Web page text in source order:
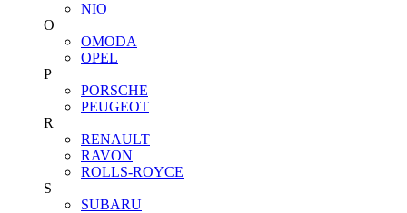
NIO
O
OMODA
OPEL
P
PORSCHE
PEUGEOT
R
RENAULT
RAVON
ROLLS-ROYCE
S
SUBARU